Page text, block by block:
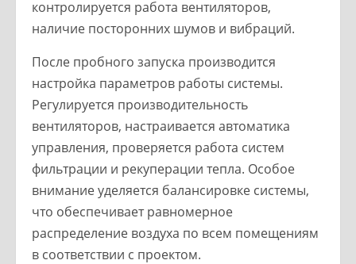
контролируется работа вентиляторов,
наличие посторонних шумов и вибраций.
После пробного запуска производится
настройка параметров работы системы.
Регулируется производительность
вентиляторов, настраивается автоматика
управления, проверяется работа систем
фильтрации и рекуперации тепла. Особое
внимание уделяется балансировке системы,
что обеспечивает равномерное
распределение воздуха по всем помещениям
в соответствии с проектом.